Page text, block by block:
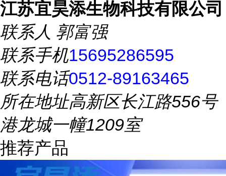
江苏宜昊添生物科技有限公司
联系人 郭富强
联系手机15695286595
联系电话0512-89163465
所在地址高新区长江路556号
港龙城一幢1209室
推荐产品